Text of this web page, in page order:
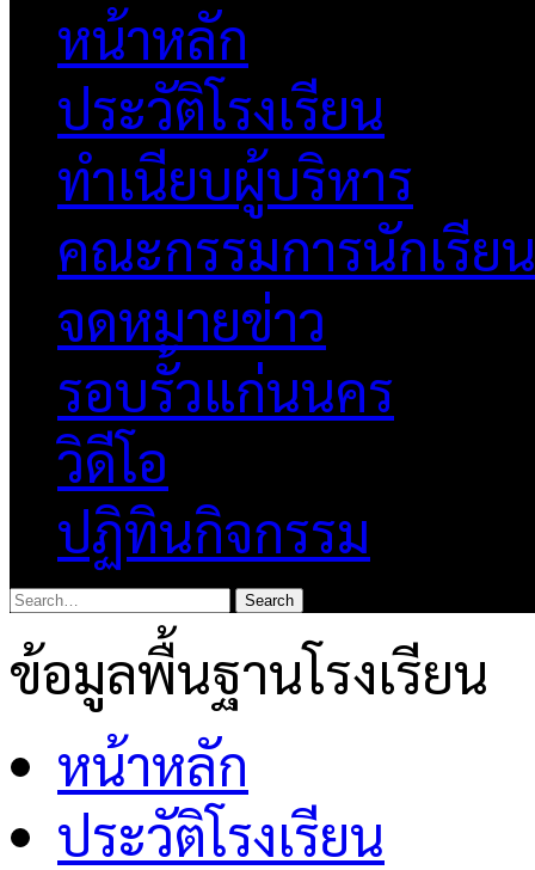
หน้าหลัก
ประวัติโรงเรียน
ทำเนียบผู้บริหาร
คณะกรรมการนักเรียน
จดหมายข่าว
รอบรั้วแก่นนคร
วิดีโอ
ปฏิทินกิจกรรม
ข้อมูลพื้นฐานโรงเรียน
หน้าหลัก
ประวัติโรงเรียน